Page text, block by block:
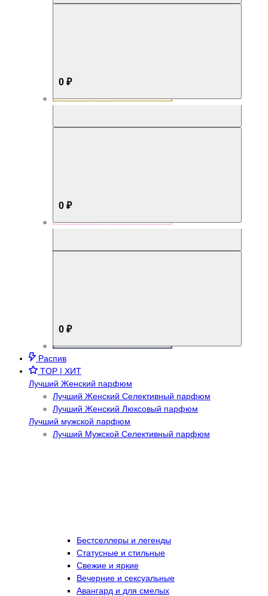
0 ₽
0 ₽
0 ₽
Распив
TOP | ХИТ
Лучший Женский парфюм
Лучший Женский Селективный парфюм
Лучший Женский Люксовый парфюм
Лучший мужской парфюм
Лучший Мужской Селективный парфюм
Бестселлеры и легенды
Статусные и стильные
Свежие и яркие
Вечерние и сексуальные
Авангард и для смелых